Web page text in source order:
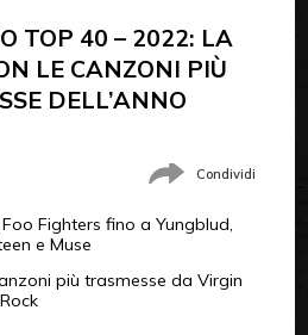
TOP 40 – 2022: LA
LE CANZONI PIÙ
DELL’ANNO
Condividi
Fighters fino a Yungblud,
e Muse
più trasmesse da Virgin